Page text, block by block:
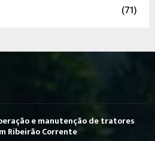
(71)
e manutenção de tratores
Ribeirão Corrente